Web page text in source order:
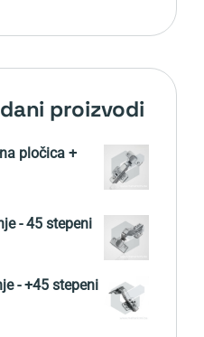
proizvodi
pločica +
- 45 stepeni
- +45 stepeni